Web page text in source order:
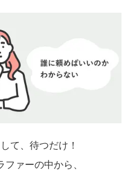
て、待つだけ！
ァーの中から、